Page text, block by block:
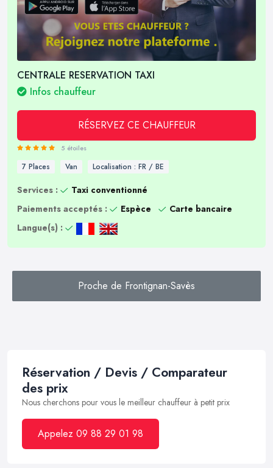
CENTRALE RESERVATION TAXI
Infos chauffeur
RÉSERVEZ CE CHAUFFEUR
5 étoiles
7 Places Van Localisation : FR / BE
Services :
Taxi conventionné
Paiements acceptés :
Espèce
Carte bancaire
Langue(s) :
Proche de Frontignan-Savès
Réservation / Devis / Comparateur
des prix
Nous cherchons pour vous le meilleur chauffeur à petit prix
Appelez 09 88 29 01 98